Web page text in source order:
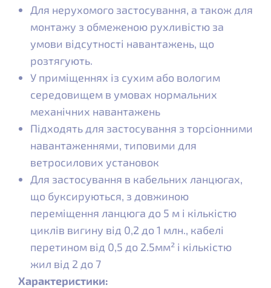
Для нерухомого застосування, а також для
монтажу з обмеженою рухливістю за
умови відсутності навантажень, що
розтягують.
У приміщеннях із сухим або вологим
середовищем в умовах нормальних
механічних навантажень
Підходять для застосування з торсіонними
навантаженнями, типовими для
ветросилових установок
Для застосування в кабельних ланцюгах,
що буксируються, з довжиною
переміщення ланцюга до 5 м і кількістю
циклів вигину від 0,2 до 1 млн., кабелі
перетином від 0,5 до 2.5мм² і кількістю
жил від 2 до 7
Характеристики: